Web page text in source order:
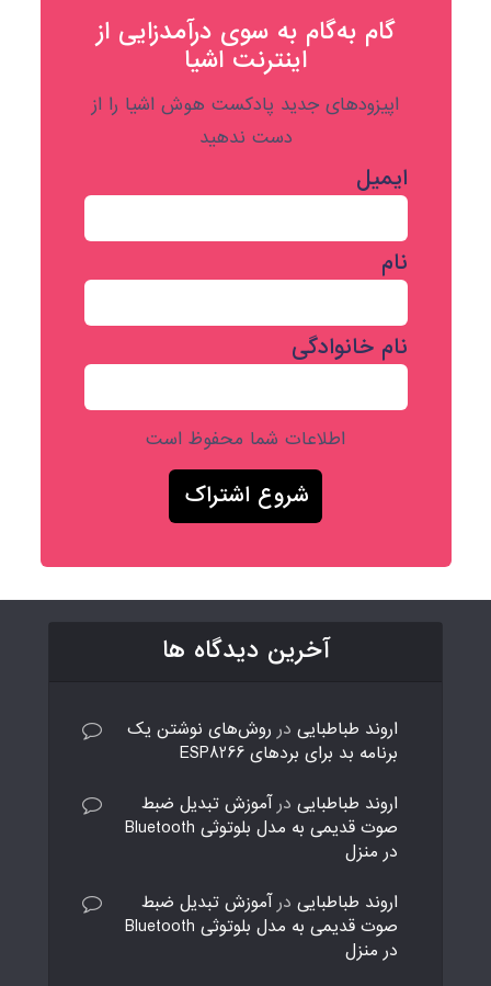
گام به‌گام به‌ سوی درآمدزایی از
اینترنت اشیا
اپیزودهای جدید پادکست هوش اشیا را از
دست ندهید
ایمیل
نام
نام خانوادگی
اطلاعات شما محفوظ است
آخرین دیدگاه ها
اروند طباطبایی در روش‌های نوشتن یک
برنامه بد برای بردهای ESP8266
اروند طباطبایی درآموزش تبدیل ضبط
صوت قدیمی به مدل بلوتوثی Bluetooth
در منزل
اروند طباطبایی درآموزش تبدیل ضبط
صوت قدیمی به مدل بلوتوثی Bluetooth
در منزل